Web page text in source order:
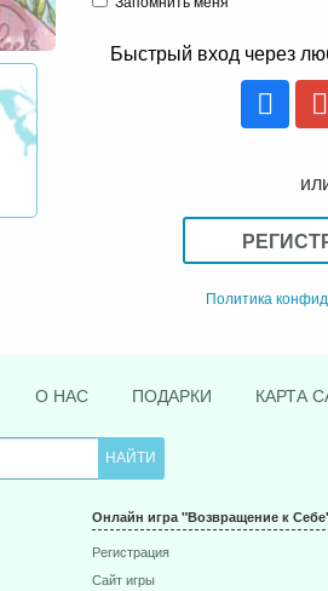
Быстрый вход через
Политика
О НАС ПОДАРКИ КАРТА
Онлайн игра "Возвращение к
Регистрация
Сайт игры